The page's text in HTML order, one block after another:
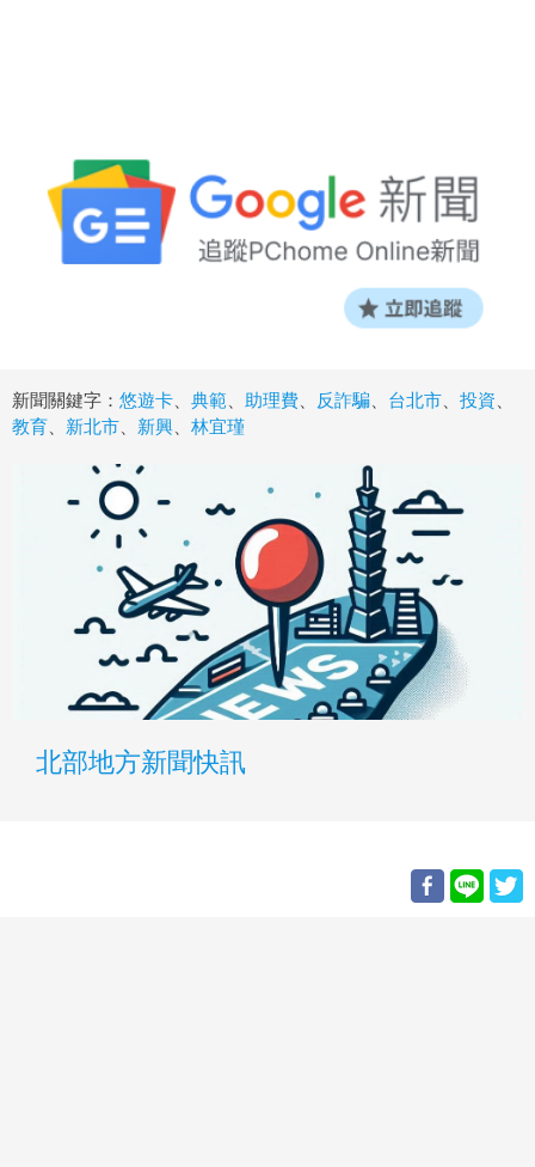
新聞關鍵字： 悠遊卡 典範 助理費 反詐騙 台北市 投資
教育
新北市 新興 林宜瑾
北部地方新聞快訊